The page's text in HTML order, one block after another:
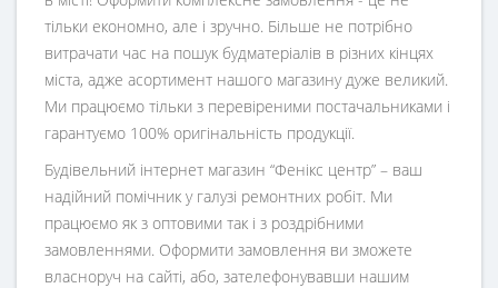
тільки економно, але і зручно. Більше не потрібно
витрачати час на пошук будматеріалів в різних кінцях
міста, адже асортимент нашого магазину дуже великий.
Ми працюємо тільки з перевіреними постачальниками і
гарантуємо 100% оригінальність продукції.
Будівельний інтернет магазин “Фенікс центр” – ваш
надійний помічник у галузі ремонтних робіт. Ми
працюємо як з оптовими так і з роздрібними
замовленнями. Оформити замовлення ви зможете
власноруч на сайті, або, зателефонувавши нашим